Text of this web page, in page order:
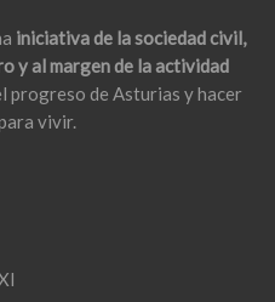
iniciativa de la sociedad civil,
y al margen de la actividad
progreso de Asturias y hacer
vivir.